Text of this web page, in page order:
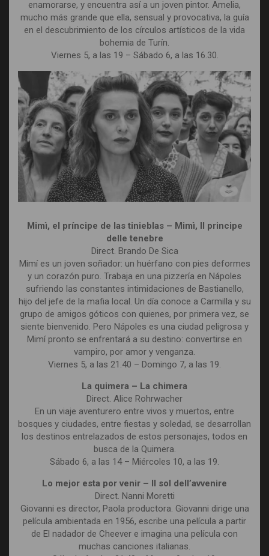
enamorarse, y encuentra así a un joven pintor. Amelia,
mucho más grande que ella, sensual y provocativa, la guía
en el descubrimiento de los círculos artísticos de la vida
bohemia de Turín.
Viernes 5, a las 19 – Sábado 6, a las 16.30.
Mimì, el príncipe de las tinieblas – Mimì, Il principe
delle tenebre
Direct. Brando De Sica
Mimí es un joven soñador: un huérfano con pies deformes
y un corazón puro. Trabaja en una pizzería en Nápoles
sufriendo las constantes intimidaciones de Bastianello,
hijo del jefe de la mafia local. Un día conoce a Carmilla y su
grupo de amigos góticos con quienes, por primera vez, se
siente bienvenido. Pero Nápoles es una ciudad peligrosa y
Mimí pronto se enfrentará a su destino: convertirse en
vampiro, por amor y venganza.
Viernes 5, a las 21.40 – Domingo 7, a las 19.
La quimera – La chimera
Direct. Alice Rohrwacher
En un viaje aventurero entre vivos y muertos, entre
bosques y ciudades, entre fiestas y soledad, se desarrollan
los destinos entrelazados de estos personajes, todos en
busca de la Quimera.
Sábado 6, a las 14 – Miércoles 10, a las 19.
Lo mejor esta por venir – Il sol dell’avvenire
Direct. Nanni Moretti
Giovanni es director, Paola productora. Giovanni dirige una
película ambientada en 1956, escribe una película a partir
de El nadador de Cheever e imagina una película con
muchas canciones italianas.